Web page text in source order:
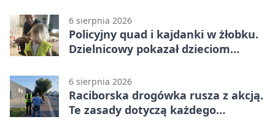
6 sierpnia 2026
Policyjny quad i kajdanki w żłobku.
Dzielnicowy pokazał dzieciom
6 sierpnia 2026
Raciborska drogówka rusza z akcją.
Te zasady dotyczą każdego